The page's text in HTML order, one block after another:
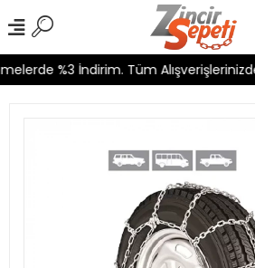
%3 İndirim. Tüm